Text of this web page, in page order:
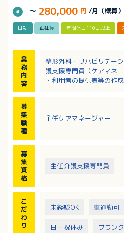
～ 280,000 円 /月（概算）
日勤 正社員 年間休日110日以上
業
務
内
容
整形外科・リハビリテー
護支援専門員（ケアマネー
・利用者の提供表等の作成
募
集
職
種
主任ケアマネージャー
募
集
資
格
主任介護支援専門員
こ
だ
わ
り
未経験OK 車通勤可
日・祝休み ブラン